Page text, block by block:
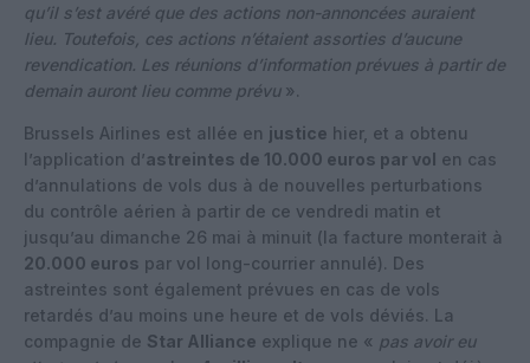
qu’il s’est avéré que des actions non-annoncées auraient
lieu. Toutefois, ces actions n’étaient assorties d’aucune
revendication. Les réunions d’information prévues à partir de
demain auront lieu comme prévu».
Brussels Airlines est allée en justice hier, et a obtenu
l’application d’astreintes de 10.000 euros par vol en cas
d’annulations de vols dus à de nouvelles perturbations
du contrôle aérien à partir de ce vendredi matin et
jusqu’au dimanche 26 mai à minuit (la facture monterait à
20.000 euros par vol long-courrier annulé). Des
astreintes sont également prévues en cas de vols
retardés d’au moins une heure et de vols déviés. La
compagnie de Star Alliance explique ne « pas avoir eu